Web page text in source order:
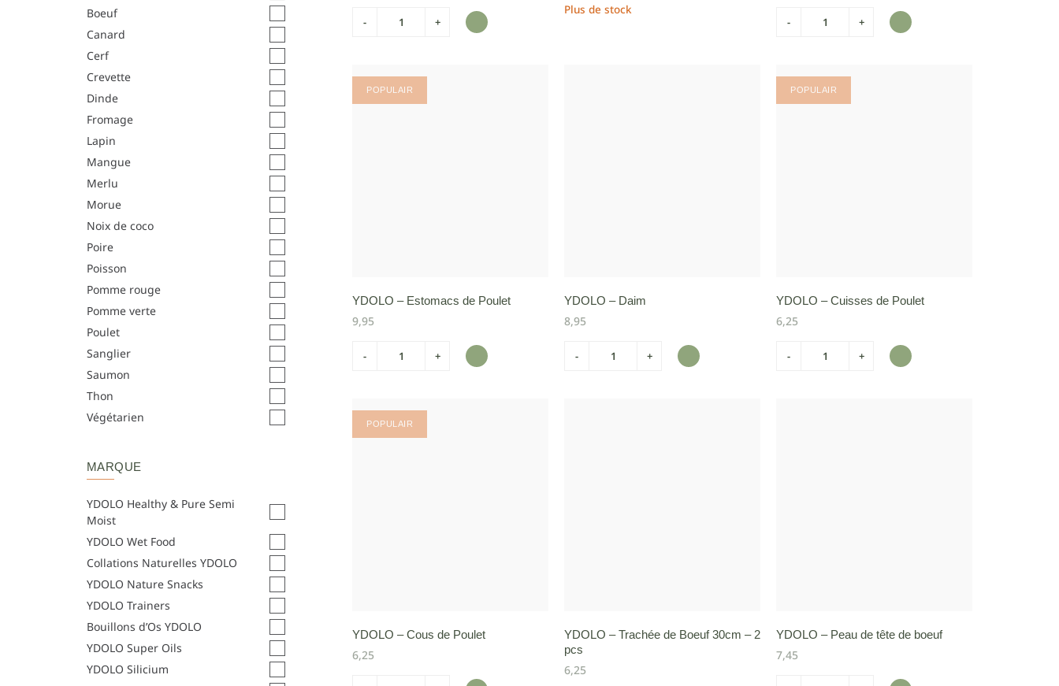
Boeuf
Canard
Cerf
Crevette
Dinde
Fromage
Lapin
Mangue
Merlu
Morue
Noix de coco
Poire
Poisson
Pomme rouge
Pomme verte
Poulet
Sanglier
Saumon
Thon
Végétarien
MARQUE
YDOLO Healthy & Pure Semi
Moist
YDOLO Wet Food
Collations Naturelles YDOLO
YDOLO Nature Snacks
YDOLO Trainers
Bouillons d’Os YDOLO
YDOLO Super Oils
YDOLO Silicium
- +
Plus de stock
- +
POPULAIR
YDOLO – Estomacs de Poulet
9,95
- +
YDOLO – Daim
8,95
- +
POPULAIR
YDOLO – Cuisses de Poulet
6,25
- +
POPULAIR
YDOLO – Cous de Poulet
6,25
YDOLO – Trachée de Boeuf 30cm – 2
pcs
6,25
YDOLO – Peau de tête de boeuf
7,45